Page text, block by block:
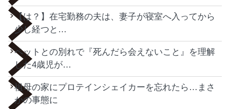
【は？】在宅勤務の夫は、妻子が寝室へ入ってから
少し経つと…
ペットとの別れで『死んだら会えないこと』を理解
した4歳児が…
祖母の家にプロテインシェイカーを忘れたら…まさ
かの事態に